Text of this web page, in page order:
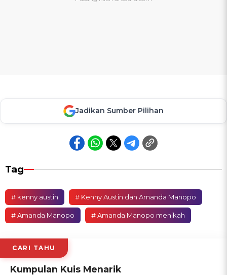
Jadikan Sumber Pilihan
Tag
# kenny austin # Kenny Austin dan Amanda Manopo
# Amanda Manopo # Amanda Manopo menikah
CARI TAHU
Kumpulan Kuis Menarik